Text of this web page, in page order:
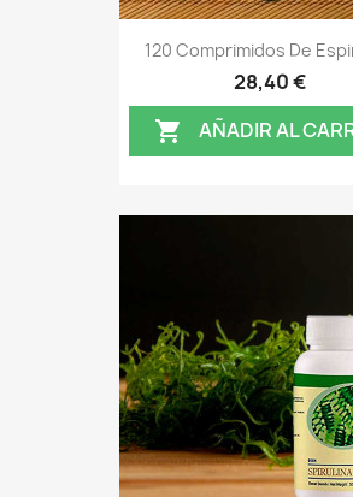
120 Comprimidos De
28,40 €
 AÑADIR AL